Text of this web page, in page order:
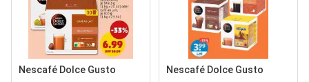
Nescafé Dolce Gusto Nescafé Dolce Gusto